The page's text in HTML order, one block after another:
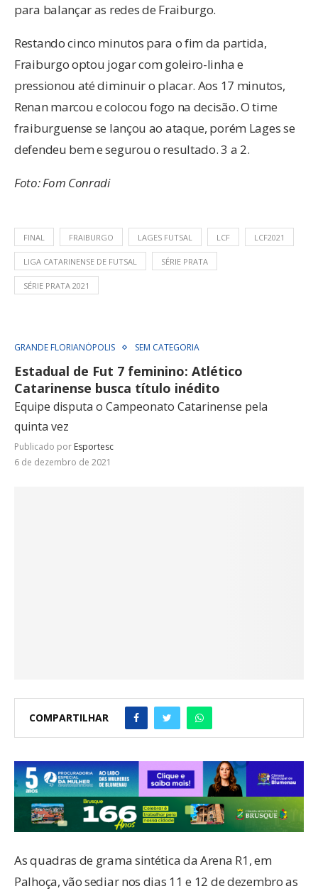
para balançar as redes de Fraiburgo.
Restando cinco minutos para o fim da partida,
Fraiburgo optou jogar com goleiro-linha e
pressionou até diminuir o placar. Aos 17 minutos,
Renan marcou e colocou fogo na decisão. O time
fraiburguense se lançou ao ataque, porém Lages se
defendeu bem e segurou o resultado. 3 a 2.
Foto: Fom Conradi
FINAL FRAIBURGO LAGES FUTSAL LCF LCF2021
LIGA CATARINENSE DE FUTSAL SÉRIE PRATA
SÉRIE PRATA 2021
GRANDE FLORIANÓPOLIS SEM CATEGORIA
Estadual de Fut 7 feminino: Atlético
Catarinense busca título inédito
Equipe disputa o Campeonato Catarinense pela
quinta vez
Publicado por Esportesc
6 de dezembro de 2021
COMPARTILHAR
As quadras de grama sintética da Arena R1, em
Palhoça, vão sediar nos dias 11 e 12 de dezembro as